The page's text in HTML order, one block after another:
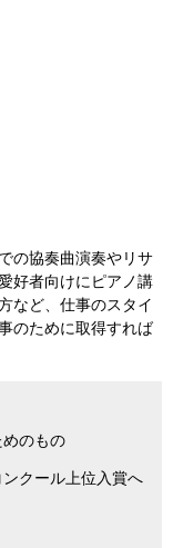
の協奏曲演奏やリサ
好者向けにピアノ講
など、仕事のスタイ
のために取得すれば
めのもの
クール上位入賞へ